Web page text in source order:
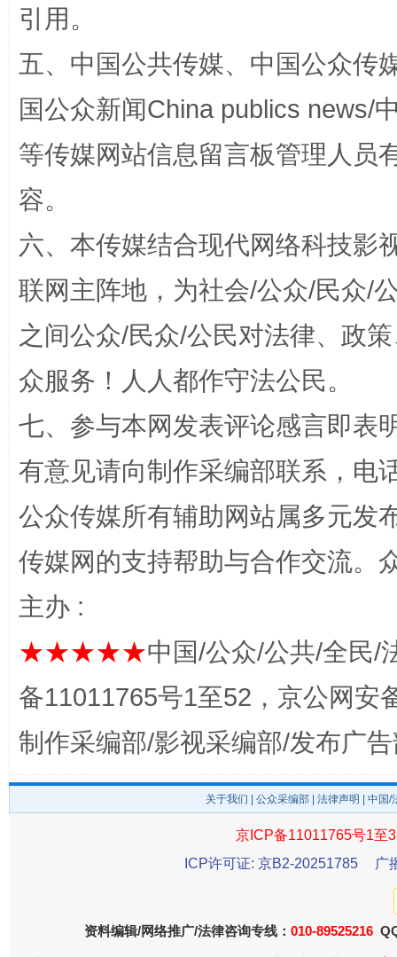
东山县通报“牛蛙产品抗生素超标问题” 法
千年窑火 生生不息
受贿1.44亿！段成刚被判无期 从幼
引用。
五、中国公共传媒、中国公众传
国公众新闻China publics news/
等传媒网站信息留言板管理人员
容。
六、本传媒结合现代网络科技影
联网主阵地，为社会/公众/民众/
之间公众/民众/公民对法律、政
众服务！人人都作守法公民。
七、参与本网发表评论感言即表
有意见请向制作采编部联系，电
公众传媒所有辅助网站属多元发
传媒网的支持帮助与合作交流。
主办 :
★★★★★中国/公众/公共/全民/
备11011765号1至52，京公网安
制作采编部/影视采编部/发布广
关于我们 公众采编部 法律声明 | 中国
京ICP备11011765号1至
ICP许可证: 京B2-20251785
广
资料编辑/网络推广/法律咨询专线： 010-89525216